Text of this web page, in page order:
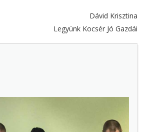
Dávid Krisztina
Legyünk Kocsér Jó Gazdái